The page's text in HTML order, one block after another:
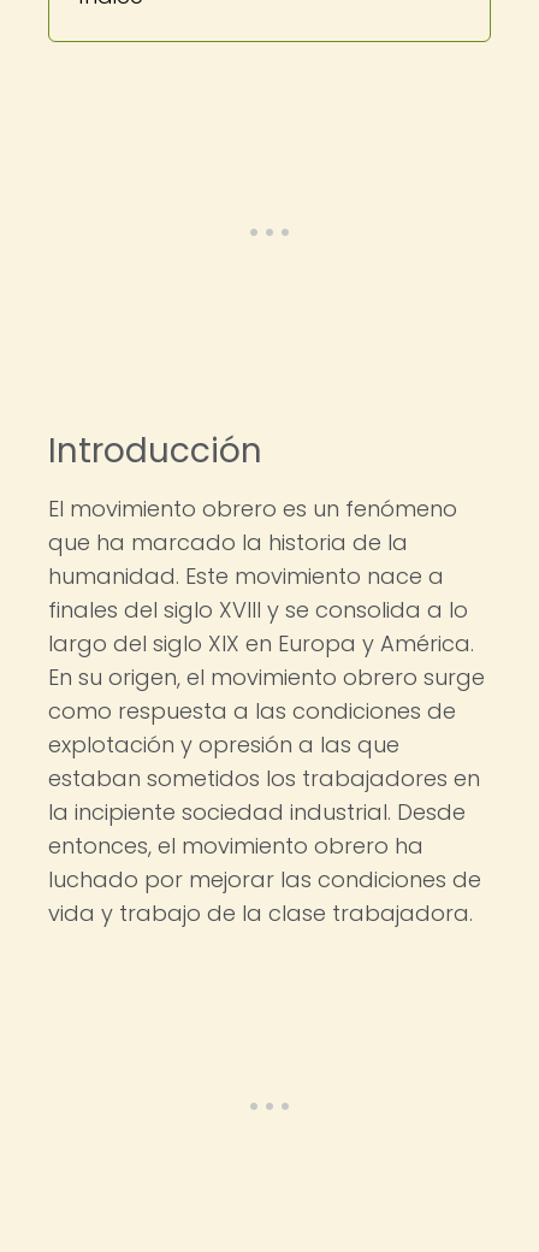
Introducción
El movimiento obrero es un fenómeno
que ha marcado la historia de la
humanidad. Este movimiento nace a
finales del siglo XVIII y se consolida a lo
largo del siglo XIX en Europa y América.
En su origen, el movimiento obrero surge
como respuesta a las condiciones de
explotación y opresión a las que
estaban sometidos los trabajadores en
la incipiente sociedad industrial. Desde
entonces, el movimiento obrero ha
luchado por mejorar las condiciones de
vida y trabajo de la clase trabajadora.